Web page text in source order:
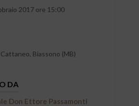
2017 ore 15:00
Biassono (MB)
DA
Don Ettore Passamonti